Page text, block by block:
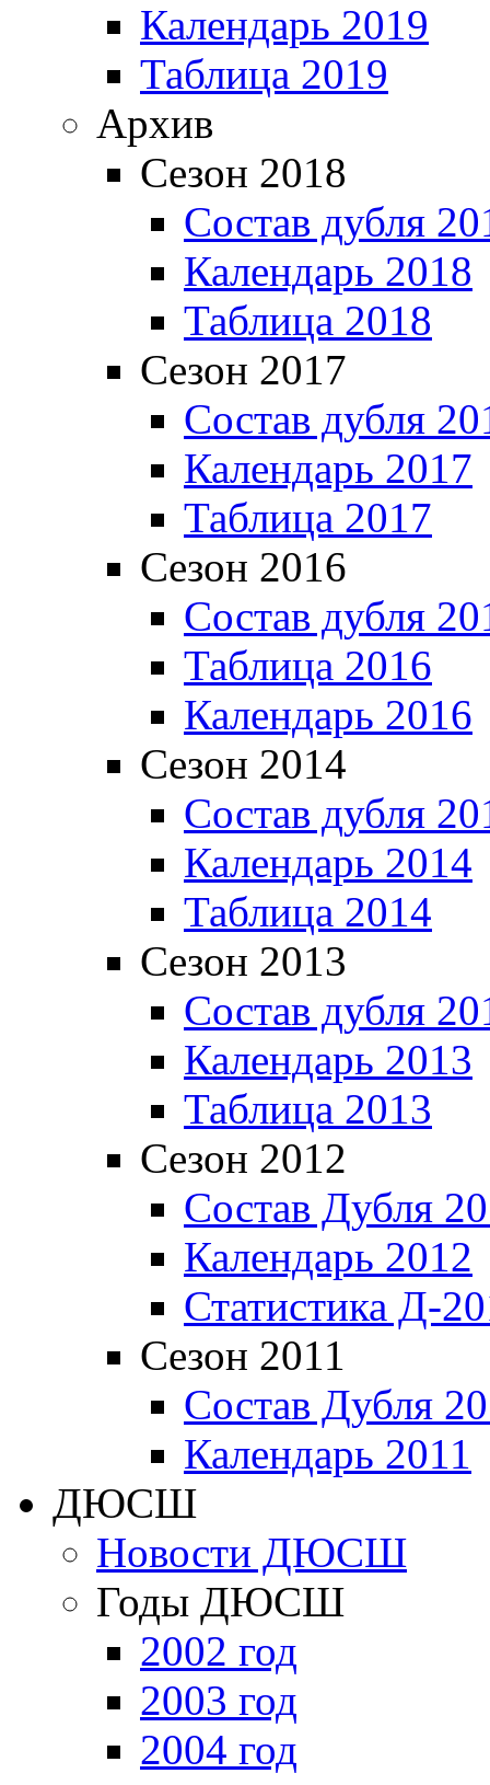
Календарь 2019
Таблица 2019
Архив
Сезон 2018
Состав дубля
Календарь 2018
Таблица 2018
Сезон 2017
Состав дубля
Календарь 2017
Таблица 2017
Сезон 2016
Состав дубля
Таблица 2016
Календарь 2016
Сезон 2014
Состав дубля
Календарь 2014
Таблица 2014
Сезон 2013
Состав дубля
Календарь 2013
Таблица 2013
Сезон 2012
Состав Дубля
Календарь 2012
Статистика Д-
Сезон 2011
Состав Дубля
Календарь 2011
ДЮСШ
Новости ДЮСШ
Годы ДЮСШ
2002 год
2003 год
2004 год